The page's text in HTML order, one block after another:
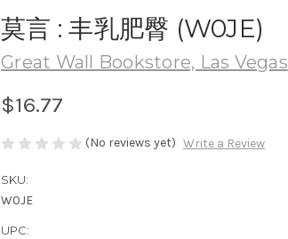
莫言 : 丰乳肥臀 (W0JE)
Great Wall Bookstore, Las Vegas
$16.77
(No reviews yet) Write a Review
SKU:
W0JE
UPC: